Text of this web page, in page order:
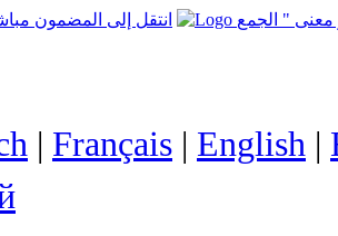
انتقل إلى المضمون
| Français | English |